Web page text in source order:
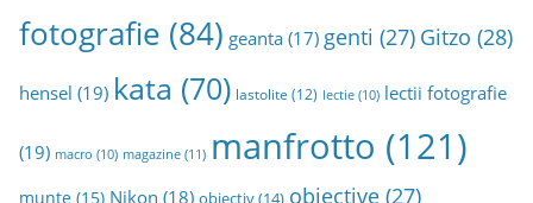
fotografie (84) geanta (17) genti (27) Gitzo (28)
hensel (19) kata (70) lastolite (12) lectie (10) lectii fotografie
(19) macro (10) magazine (11) manfrotto (121)
munte (15) Nikon (18) obiectiv(14) obiective (27)